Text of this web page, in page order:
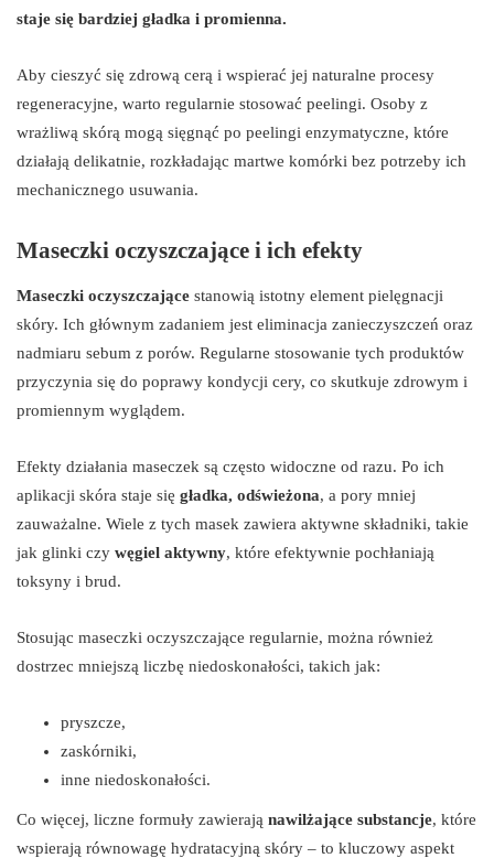
staje się bardziej gładka i promienna.
Aby cieszyć się zdrową cerą i wspierać jej naturalne procesy
regeneracyjne, warto regularnie stosować peelingi. Osoby z
wrażliwą skórą mogą sięgnąć po peelingi enzymatyczne, które
działają delikatnie, rozkładając martwe komórki bez potrzeby ich
mechanicznego usuwania.
Maseczki oczyszczające i ich efekty
Maseczki oczyszczające stanowią istotny element pielęgnacji
skóry. Ich głównym zadaniem jest eliminacja zanieczyszczeń oraz
nadmiaru sebum z porów. Regularne stosowanie tych produktów
przyczynia się do poprawy kondycji cery, co skutkuje zdrowym i
promiennym wyglądem.
Efekty działania maseczek są często widoczne od razu. Po ich
aplikacji skóra staje się gładka, odświeżona, a pory mniej
zauważalne. Wiele z tych masek zawiera aktywne składniki, takie
jak glinki czy węgiel aktywny, które efektywnie pochłaniają
toksyny i brud.
Stosując maseczki oczyszczające regularnie, można również
dostrzec mniejszą liczbę niedoskonałości, takich jak:
pryszcze,
zaskórniki,
inne niedoskonałości.
Co więcej, liczne formuły zawierają nawilżające substancje, które
wspierają równowagę hydratacyjną skóry – to kluczowy aspekt